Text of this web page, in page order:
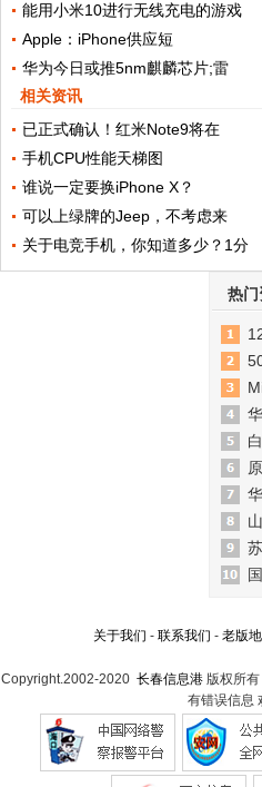
能用小米10进行无线充电的游戏
Apple：iPhone供应短
华为今日或推5nm麒麟芯片;雷
相关资讯
已正式确认！红米Note9将在
手机CPU性能天梯图
谁说一定要换iPhone X？
可以上绿牌的Jeep，不考虑来
关于电竞手机，你知道多少？1分
热门
关于我们 - 联系我们 - 老版
Copyright.2002-2020 长春信息港 版权所
有错误信息